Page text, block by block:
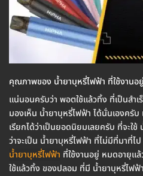
คุณภาพของ น้ำยาบุหรี่ไฟฟ้า ที่ใช้งานอยู่
แน่นอนครับว่า พอตใช้แล้วทิ้ง ที่เป็นสำเ
มองเห็น น้ำยาบุหรี่ไฟฟ้า ได้นั่นเองครั
เรียกได้ว่าเป็นยอดนิยมเลยครับ ที่จะใ
ว่าจะเป็น น้ำยาบุหรี่ไฟฟ้า ที่ไม่มีที่มาที่
น้ำยาบุหรี่ไฟฟ้า ที่ใช้งานอยู่ หมดอายุแ
ใช้แล้วทิ้ง ของปลอม ที่มี น้ำยาบุหรี่ไฟฟ้